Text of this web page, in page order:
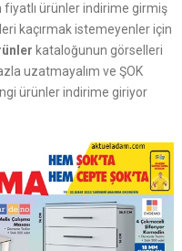
ürünler indirime girmiş
kaçırmak istemeyenler için
kataloğunun görselleri
uzatmayalım ve ŞOK
ürünler indirime giriyor